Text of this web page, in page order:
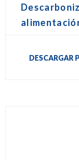
DESCARGAR